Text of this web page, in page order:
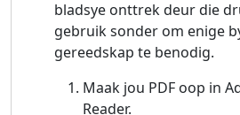
bladsye onttrek deur die
gebruik sonder om enige
gereedskap te benodig.
Maak jou PDF oop in
Reader.